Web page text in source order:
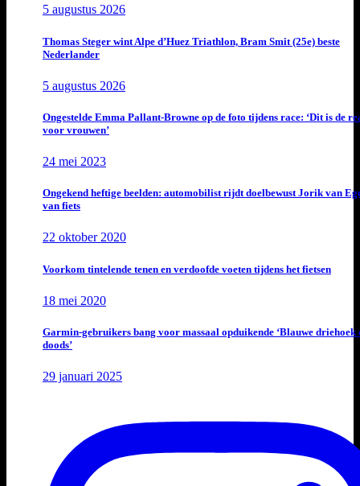
5 augustus 2026
Thomas Steger wint Alpe d’Huez Triathlon, Bram Smit (25e) beste
Nederlander
5 augustus 2026
Ongestelde Emma Pallant-Browne op de foto tijdens race: ‘Dit is de
voor vrouwen’
24 mei 2023
Ongekend heftige beelden: automobilist rijdt doelbewust Jorik van
van fiets
22 oktober 2020
Voorkom tintelende tenen en verdoofde voeten tijdens het fietsen
18 mei 2020
Garmin-gebruikers bang voor massaal opduikende ‘Blauwe driehoek
doods’
29 januari 2025